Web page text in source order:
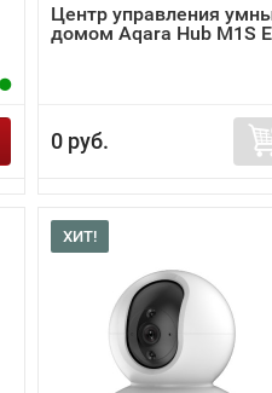
Центр управления
домом Aqara Hub M1S
0 руб.
ХИТ!